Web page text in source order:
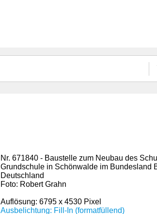
Nr. 671840 - Baustelle zum Neubau des
Grundschule in Schönwalde im Bundesland
Deutschland
Foto: Robert Grahn
Auflösung: 6795 x 4530 Pixel
Ausbelichtung: Fill-In (formatfüllend)